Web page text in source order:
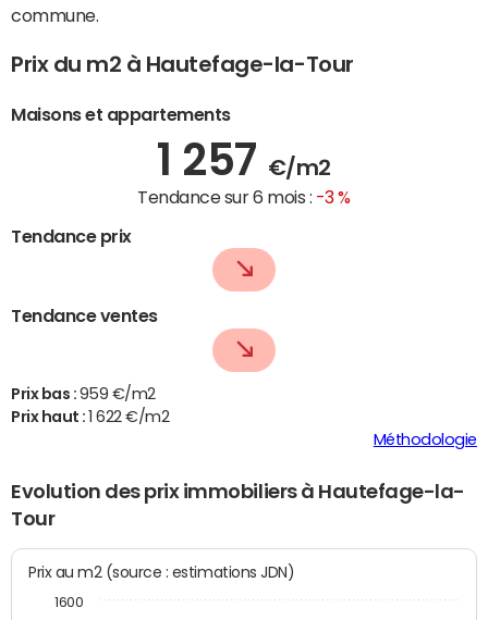
commune.
Prix du m2 à Hautefage-la-Tour
Maisons et appartements
1 257 €/m2
Tendance sur 6 mois : -3 %
Tendance prix
Tendance ventes
Prix bas : 959 €/m2
Prix haut :
1 622 €/m2
Méthodologie
Evolution des prix immobiliers à Hautefage-la-
Tour
Prix au m2 (source : estimations JDN)
1600